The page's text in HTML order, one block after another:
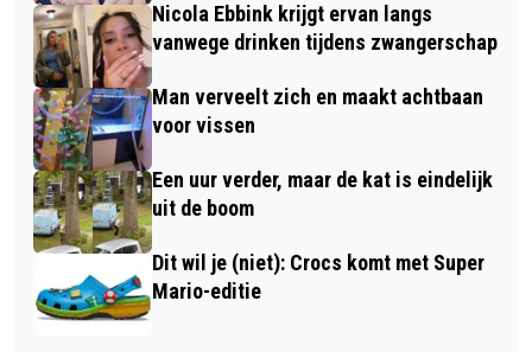
Nicola Ebbink krijgt ervan langs
vanwege drinken tijdens zwangerschap
Man verveelt zich en maakt achtbaan
voor vissen
Een uur verder, maar de kat is eindelijk
uit de boom
Dit wil je (niet): Crocs komt met Super
Mario-editie